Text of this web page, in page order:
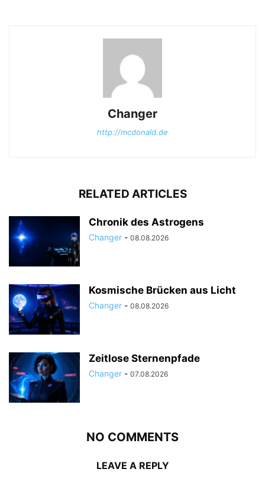
Changer
http://mcdonald.de
RELATED ARTICLES
Chronik des Astrogens
Changer - 08.08.2026
Kosmische Brücken aus Licht
Changer - 08.08.2026
Zeitlose Sternenpfade
Changer - 07.08.2026
NO COMMENTS
LEAVE A REPLY